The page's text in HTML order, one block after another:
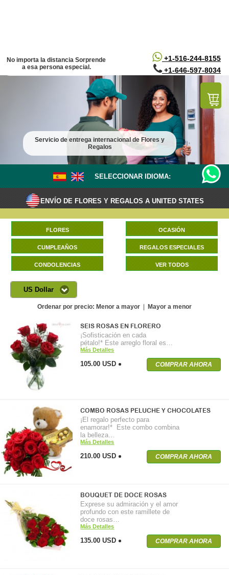
+1-516-244-8155
+1-646-597-8034
No importa la distancia Sorprende
a esa persona especial.
Servicio de entrega internacional de Flores y
Regalos
SELECCIONAR IDIOMA:
ENVÍO DE FLORES Y REGALOS A UNITED STATES
FLORES OCASIÓN
CUMPLEAÑOS REGALOS ESPECIALES
CONDOLENCIAS VER TODOS
US Dollar
Ordenar por precio: Menor a mayor Mayor a menor
SEIS ROSAS EN FLORERO
¡Sofisticación en cada
pétalo!* Este arreglo floral es…
Más Detalles
105.00 USD COMPRAR AHORA
COMBO ROSAS PELUCHE Y CHOCOLATES
¡El regalo perfecto para
enamorar!* Este combo combina
la belleza…
Más Detalles
210.00 USD COMPRAR AHORA
BOUQUET DE DOCE ROSAS
Exprese su admiración y el amor
profundo con este ramillete de
doce rosas…
Más Detalles
135.00 USD COMPRAR AHORA